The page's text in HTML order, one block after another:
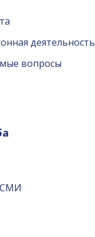
деятельность
вопросы
СМИ